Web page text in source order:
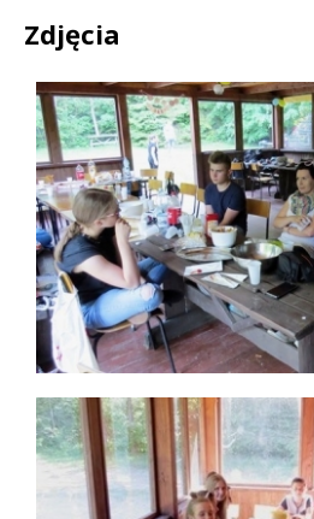
Zdjęcia